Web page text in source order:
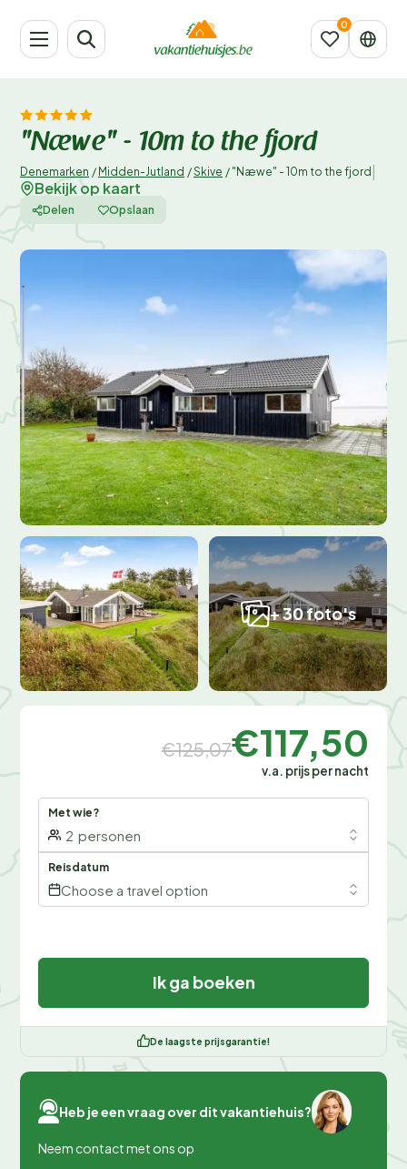
"Næwe" - 10m to the fjord
Denemarken / Midden-Jutland /Skive / "Næwe" - 10m to the fjord
Bekijk op kaart
Delen Opslaan
+ 30 foto's
€125,07€117,50
v.a. prijs per nacht
Met wie?
2 personen
Reisdatum
Choose a travel option
Ik ga boeken
De laagste prijsgarantie!
Heb je een vraag over dit vakantiehuis?
Neem contact met ons op